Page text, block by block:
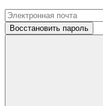
Восстановить пароль